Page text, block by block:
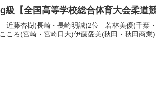
級【全国高等学校総合体育大会柔道競
近藤杏樹(長崎・長崎明誠)2位 若林美優(千葉
ころ(宮崎・宮崎日大)伊藤愛美(秋田・秋田商業